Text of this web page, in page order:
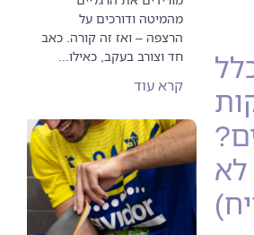
מהמיטה ודורכים על
הרצפה – ואז זה קורה. כאב
חד וצורב בעקב, כאילו...